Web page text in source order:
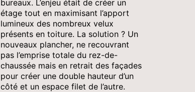
bureaux. L’enjeu était de créer un
étage tout en maximisant l’apport
lumineux des nombreux velux
présents en toiture. La solution ? Un
nouveaux plancher, ne recouvrant
pas l’emprise totale du rez-de-
chaussée mais en retrait des façades
pour créer une double hauteur d’un
côté et un espace filet de l’autre.